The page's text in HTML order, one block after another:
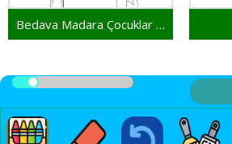
Bedava Madara Çocuklar İçin